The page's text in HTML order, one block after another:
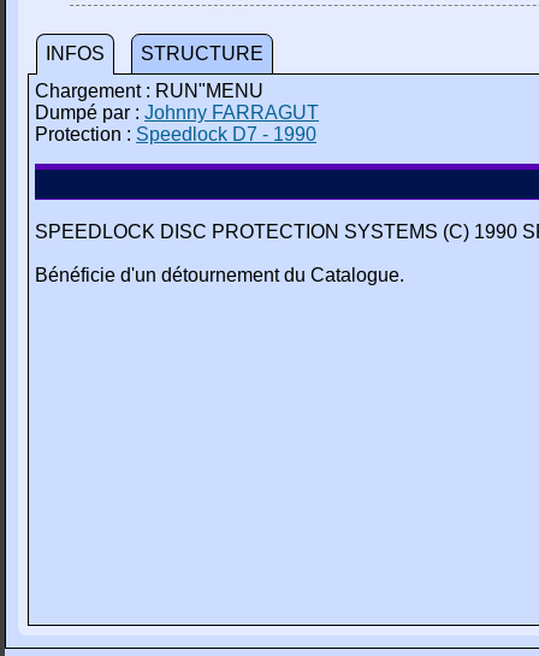
INFOS
STRUCTURE
Chargement : RUN"MENU
Dumpé par : Johnny FARRAGUT
Protection : Speedlock D7 - 1990
SPEEDLOCK DISC PROTECTION SYSTEMS (C) 1990
Bénéficie d'un détournement du Catalogue.